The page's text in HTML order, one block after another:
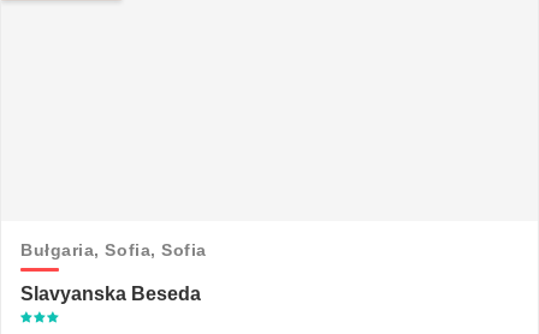
Bułgaria,Sofia,Sofia
Slavyanska Beseda